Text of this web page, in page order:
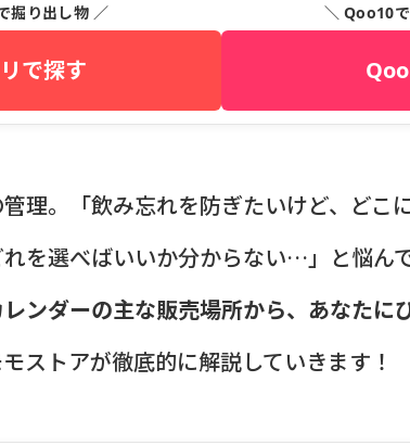
掘り出し物 ／
で探す
＼ Qoo10
理。「飲み忘れを防ぎたいけど、どこ
れを選べばいいか分からない…」と悩ん
ンダーの主な販売場所から、あなたに
ストアが徹底的に解説していきます！